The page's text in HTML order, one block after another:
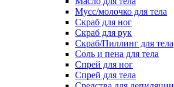
Мусс/молочко для тела
Скраб для ног
Скраб для рук
Скраб/Пиллинг для тела
Соль и пена для тела
Спрей для ног
Спрей для тела